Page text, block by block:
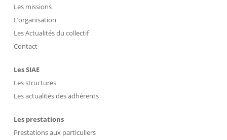
Les missions
L’organisation
Les Actualités du collectif
Contact
Les SIAE
Les structures
Les actualités des adhérents
Les prestations
Prestations aux particuliers